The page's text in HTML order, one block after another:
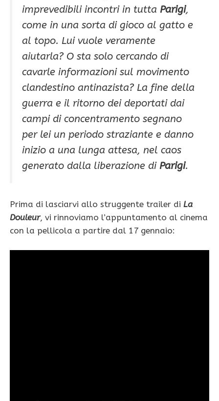
imprevedibili incontri in tutta Parigi,
come in una sorta di gioco al gatto e
al topo. Lui vuole veramente
aiutarla? O sta solo cercando di
cavarle informazioni sul movimento
clandestino antinazista? La fine della
guerra e il ritorno dei deportati dai
campi di concentramento segnano
per lei un periodo straziante e danno
inizio a una lunga attesa, nel caos
generato dalla liberazione di Parigi.
Prima di lasciarvi allo struggente trailer di La
Douleur, vi rinnoviamo l’appuntamento al cinema
con la pellicola a partire dal 17 gennaio: